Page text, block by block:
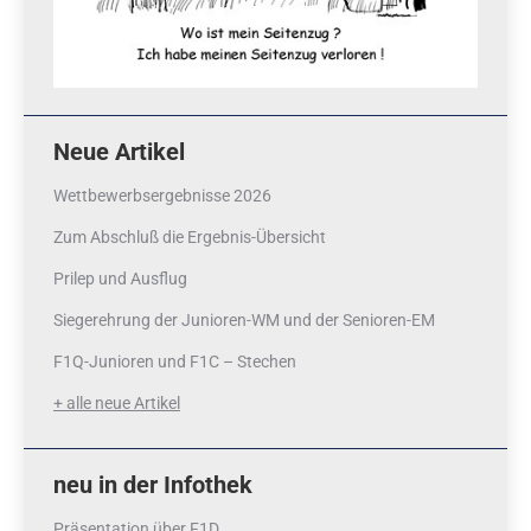
Neue Artikel
Wettbewerbsergebnisse 2026
Zum Abschluß die Ergebnis-Übersicht
Prilep und Ausflug
Siegerehrung der Junioren-WM und der Senioren-EM
F1Q-Junioren und F1C – Stechen
+ alle neue Artikel
neu in der Infothek